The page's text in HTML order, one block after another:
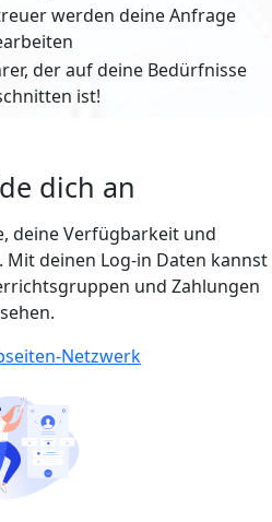
werden deine Anfrage
der auf deine Bedürfnisse
ist!
dich an
deine Verfügbarkeit und
deinen Log-in Daten kannst
und Zahlungen
sehen.
Netzwerk